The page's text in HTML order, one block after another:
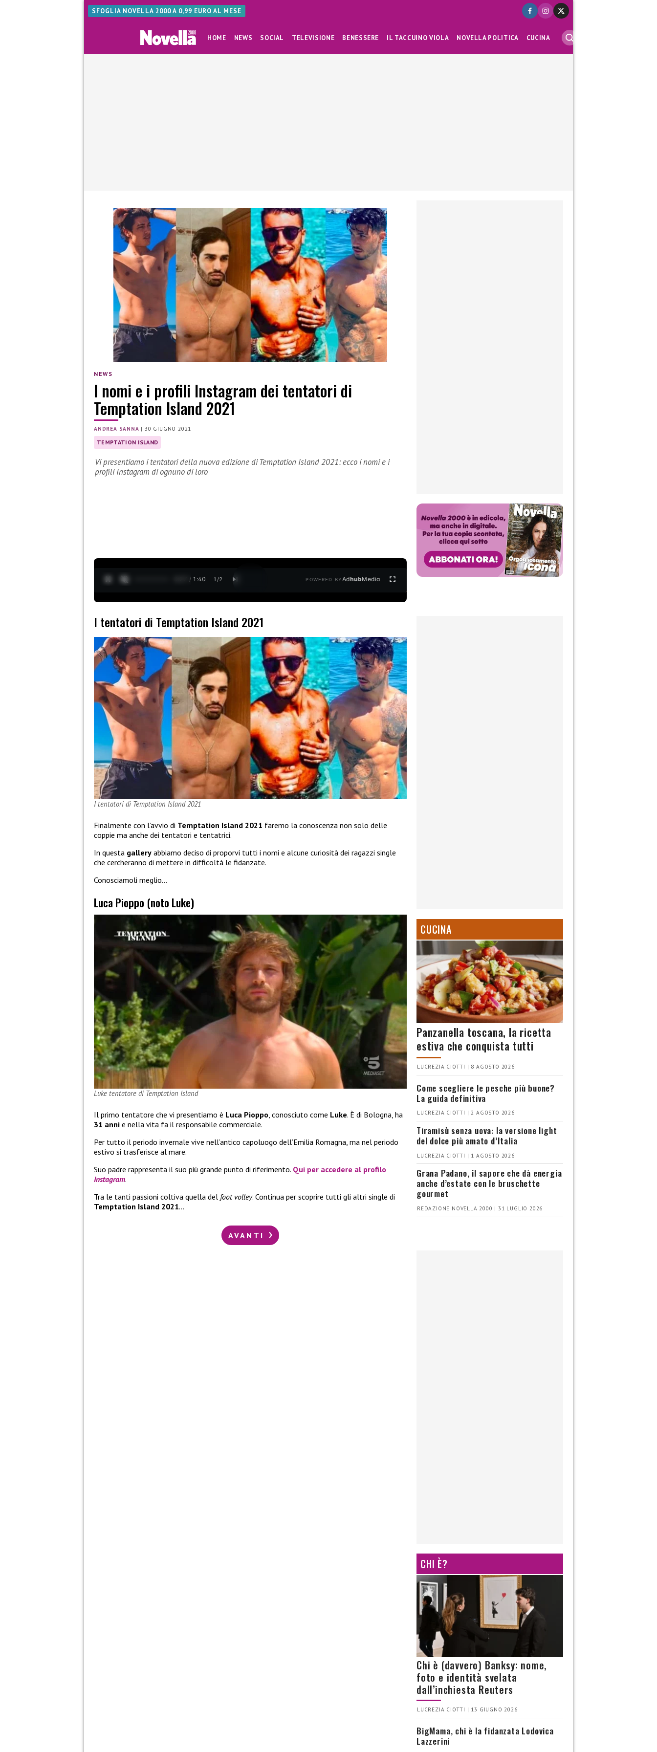
SFOGLIA NOVELLA 2000 A 0,99 EURO AL MESE
HOME NEWS SOCIAL TELEVISIONE BENESSERE IL TACCUINO VIOLA NOVELLA POLITICA CUCINA
NEWS
I nomi e i profili Instagram dei tentatori di
Temptation Island 2021
ANDREA SANNA |30 GIUGNO 2021
TEMPTATION ISLAND
Vi presentiamo i tentatori della nuova edizione di Temptation Island 2021: ecco i nomi e i
profili Instagram di ognuno di loro
0:28 / 1:40 1 /2 POWERED BYAdhubMedia
I tentatori di Temptation Island 2021
I tentatori di Temptation Island 2021
Finalmente con l’avvio di Temptation Island 2021 faremo la conoscenza non solo delle
coppie ma anche dei tentatori e tentatrici.
In questa gallery abbiamo deciso di proporvi tutti i nomi e alcune curiosità dei ragazzi single
che cercheranno di mettere in difficoltà le fidanzate.
Conosciamoli meglio…
Luca Pioppo (noto Luke)
Luke tentatore di Temptation Island
Il primo tentatore che vi presentiamo è Luca Pioppo, conosciuto come Luke. È di Bologna, ha
31 anni e nella vita fa il responsabile commerciale.
Per tutto il periodo invernale vive nell’antico capoluogo dell’Emilia Romagna, ma nel periodo
estivo si trasferisce al mare.
Suo padre rappresenta il suo più grande punto di riferimento. Qui per accedere al profilo
Instagram.
Tra le tanti passioni coltiva quella del foot volley. Continua per scoprire tutti gli altri single di
Temptation Island 2021…
AVANTI
CUCINA
Panzanella toscana, la ricetta
estiva che conquista tutti
LUCREZIA CIOTTI | 8 AGOSTO 2026
Come scegliere le pesche più buone?
La guida definitiva
LUCREZIA CIOTTI | 2 AGOSTO 2026
Tiramisù senza uova: la versione light
del dolce più amato d’Italia
LUCREZIA CIOTTI | 1 AGOSTO 2026
Grana Padano, il sapore che dà energia
anche d’estate con le bruschette
gourmet
REDAZIONE NOVELLA 2000 | 31 LUGLIO 2026
CHI È?
Chi è (davvero) Banksy: nome,
foto e identità svelata
dall’inchiesta Reuters
LUCREZIA CIOTTI | 13 GIUGNO 2026
BigMama, chi è la fidanzata Lodovica
Lazzerini